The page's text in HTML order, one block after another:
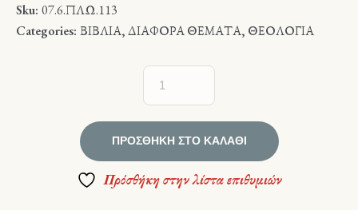
Sku: 07.6.ΠΛΩ.113
Categories: ΒΙΒΛΙΑ,ΔΙΑΦΟΡΑ ΘΕΜΑΤΑ, ΘΕΟΛΟΓΙΑ
ΠΡΟΣΘΉΚΗ ΣΤΟ ΚΑΛΆΘΙ
Πρόσθήκη στην λίστα επιθυμιών